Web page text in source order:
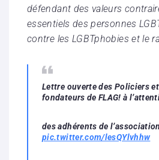
défendant des valeurs
essentiels des personnes
contre les LGBTphobies et le
Lettre ouverte des Policiers
fondateurs de FLAG! à
des adhérents de
pic.twitter.com/lesQYlvhhw